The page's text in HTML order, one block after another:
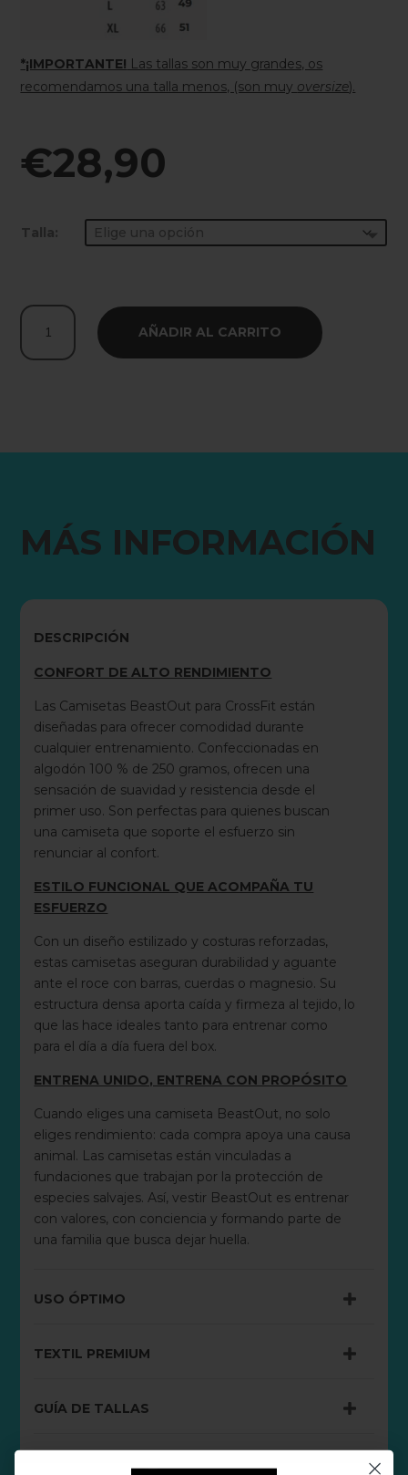
*¡IMPORTANTE! Las tallas son muy grandes, os
recomendamos una talla menos, (son muy oversize).
€28,90
Talla:
CROP
TOP
BEASTOUT
AÑADIR AL CARRITO
MÁS INFORMACIÓN
DESCRIPCIÓN
CONFORT DE ALTO RENDIMIENTO
Las Camisetas BeastOut para CrossFit están
diseñadas para ofrecer comodidad durante
cualquier entrenamiento. Confeccionadas en
algodón 100 % de 250 gramos, ofrecen una
sensación de suavidad y resistencia desde el
primer uso. Son perfectas para quienes buscan
una camiseta que soporte el esfuerzo sin
renunciar al confort.
ESTILO FUNCIONAL QUE ACOMPAÑA TU
ESFUERZO
Con un diseño estilizado y costuras reforzadas,
estas camisetas aseguran durabilidad y aguante
ante el roce con barras, cuerdas o magnesio. Su
estructura densa aporta caída y firmeza al tejido, lo
que las hace ideales tanto para entrenar como
para el día a día fuera del box.
ENTRENA UNIDO, ENTRENA CON PROPÓSITO
Cuando eliges una camiseta BeastOut, no solo
eliges rendimiento: cada compra apoya una causa
animal. Las camisetas están vinculadas a
fundaciones que trabajan por la protección de
especies salvajes. Así, vestir BeastOut es entrenar
con valores, con conciencia y formando parte de
una familia que busca dejar huella.
USO ÓPTIMO
TEXTIL PREMIUM
GUÍA DE TALLAS